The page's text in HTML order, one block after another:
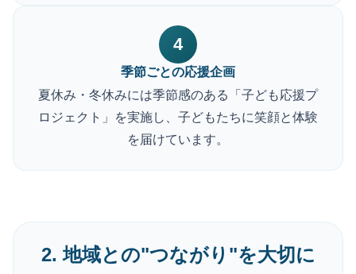
4
季節ごとの応援企画
夏休み・冬休みには季節感のある「子ども応援プ
ロジェクト」を実施し、子どもたちに笑顔と体験
を届けています。
2. 地域との"つながり"を大切に